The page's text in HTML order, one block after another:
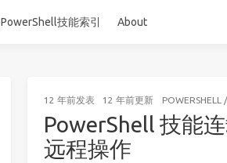
PowerShell技能索引 About
12 年前发表 12 年前更新 POWERSHELL /
PowerShell 技能
远程操作